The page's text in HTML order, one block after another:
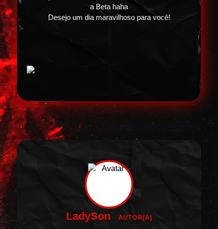
a Beta haha
Desejo um dia maravilhoso para você!
LadySon AUTOR(A)